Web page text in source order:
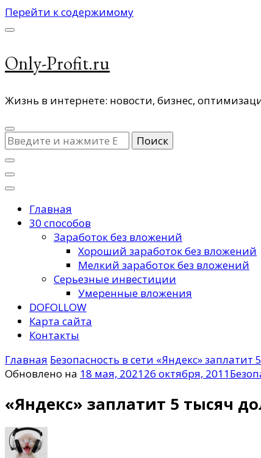
Перейти к содержимому
Only-Profit.ru
Жизнь в интернете: новости, бизнес,
Ищите
что-
то?
Главная
30 способов
Заработок без вложений
Хороший заработок без вложений
Мелкий заработок без вложений
Серьезные инвестиции
Умеренные вложения
DOFOLLOW
Карта сайта
Контакты
Главная Безопасность в сети «Яндекс»
Обновлено на 18 мая, 202126 октября, 2011
«Яндекс» заплатит 5 тысяч